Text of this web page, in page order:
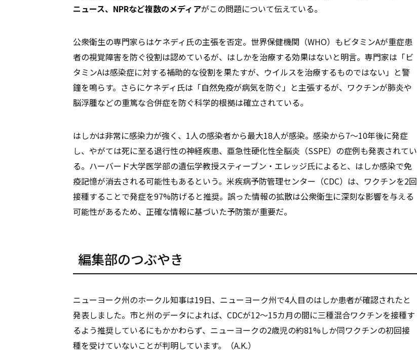
ニュース、NPRなど複数のメディアがこの問題について伝えている。
公衆衛生の専門家らはケネディ氏の主張を否定。世界保健機関（WHO）もビタミンAが重症患
者の視覚障害を防ぐ役割は認めているが、はしかを治療する効果はないと明言。専門家は「ビ
タミンAは感染症に対する補助的な役割を果たすが、ウイルスを治療するものではない」と警
鐘を鳴らす。さらにケネディ氏は「自然免疫が病気を防ぐ」と主張するが、ワクチンが肺炎や
脳浮腫などの重篤な合併症を防ぐ科学的根拠は確立されている。
はしかは非常に感染力が強く、1人の感染者から最大18人が感染。感染から7〜10年後に発症
し、やがては死に至る退行性の神経疾患、亜急性硬化性全脳炎（SSPE）の症例も発表されてい
る。ハーバード大学医学部の遺伝学教授スティーブン・エレッジ氏によると、はしか感染で免
疫記憶が消去される可能性もあるという。米疾病予防管理センター（CDC）は、ワクチンを2回
接種することで発症を97%防げると推奨。誤った情報の拡散は公衆衛生に深刻な影響を与える
可能性があるため、正確な情報に基づいた予防策が重要だ。
編集部のつぶやき
ニューヨーク州のホークル知事は19日、ニューヨーク州で4人目のはしか患者が確認されたと
発表しました。市と州のデータによれば、CDCが12～15カ月の間に三種混合ワクチンを接種す
るよう推奨しているにもかかわらず、ニューヨークの2歳児の約81%しか同ワクチンの初回接
種を受けていないことが判明しています。（A.K.）